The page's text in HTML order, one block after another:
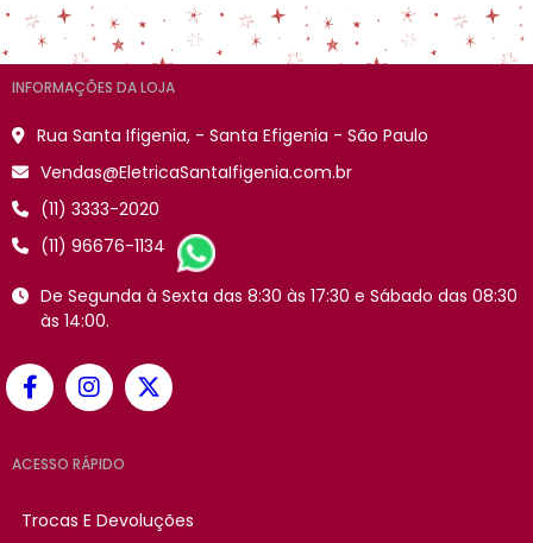
INFORMAÇÕES DA LOJA
Rua Santa Ifigenia, - Santa Efigenia - São Paulo
Vendas@EletricaSantaIfigenia.com.br
(11) 3333-2020
(11) 96676-1134
De Segunda à Sexta das 8:30 às 17:30 e Sábado das 08:30
às 14:00.
ACESSO RÁPIDO
Trocas E Devoluções